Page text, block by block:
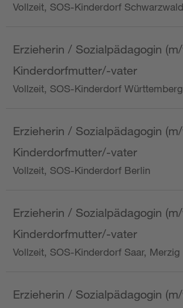
Vollzeit, SOS-Kinderdorf
Erzieherin / Sozialpädagogin
Kinderdorfmutter/-vater
Vollzeit, SOS-Kinderdorf
Erzieherin / Sozialpädagogin
Kinderdorfmutter/-vater
Vollzeit, SOS-Kinderdorf Berlin
Erzieherin / Sozialpädagogin
Kinderdorfmutter/-vater
Vollzeit, SOS-Kinderdorf Saar, Merzig
Erzieherin / Sozialpädagogin